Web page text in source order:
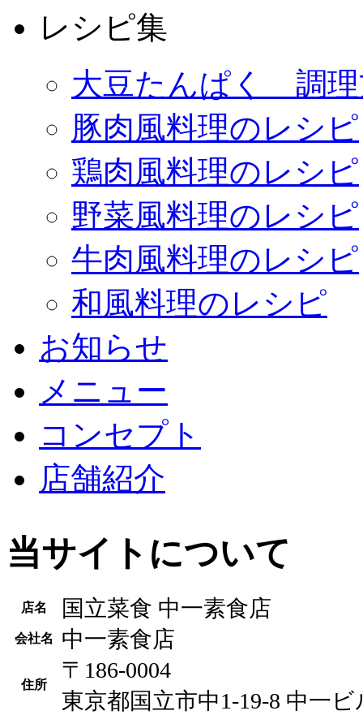
レシピ集
大豆たんぱく 調理
豚肉風料理のレシピ
鶏肉風料理のレシピ
野菜風料理のレシピ
牛肉風料理のレシピ
和風料理のレシピ
お知らせ
メニュー
コンセプト
店舗紹介
当サイトについて
店名 国立菜食 中一素食店
会社名 中一素食店
住所
〒186-0004
東京都国立市中1-19-8 中一ビ